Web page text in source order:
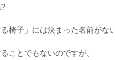
椅子」には決まった名前がな
ことでもないのですが、